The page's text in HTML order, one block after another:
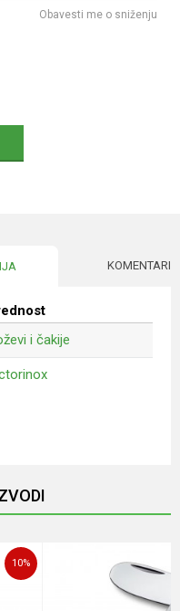
Obavesti me o sniženju
KOMENTARI
i čakije
10%